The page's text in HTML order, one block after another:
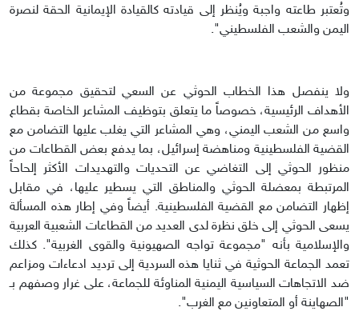
وتُعتبر طاعته واجبة ويُنظر إلى قيادته كالقيادة الإيمانية الحقة لنصرة
اليمن والشعب الفلسطيني".
ولا ينفصل هذا الخطاب الحوثي عن السعي لتحقيق مجموعة من
الأهداف الرئيسية، خصوصاً ما يتعلق بتوظيف المشاعر الخاصة بقطاع
واسع من الشعب اليمني، وهي المشاعر التي يغلب عليها التضامن مع
القضية الفلسطينية ومناهضة إسرائيل، بما يدفع بعض القطاعات من
منظور الحوثي إلى التغاضي عن التحديات والتهديدات الأكثر إلحاحاً
المرتبطة بمعضلة الحوثي والمناطق التي يسطير عليها، في مقابل
إظهار التضامن مع القضية الفلسطينية. أيضاً وفي إطار هذه المسألة
يسعى الحوثي إلى خلق نظرة لدى العديد من القطاعات الشعبية العربية
والإسلامية بأنه "مجموعة تواجه الصهيونية والقوى الغربية". كذلك
تعمد الجماعة الحوثية في ثنايا هذه السردية إلى ترديد ادعاءات ومزاعم
ضد الاتجاهات السياسية اليمنية المناوئة للجماعة، على غرار وصفهم بـ
"الصهاينة أو المتعاونين مع الغرب".